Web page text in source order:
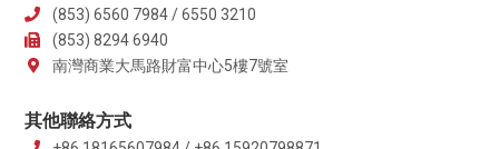
(853) 6560 7984 / 6550 3210
(853) 8294 6940
南灣商業大馬路財富中心5樓7號室
其他聯絡方式